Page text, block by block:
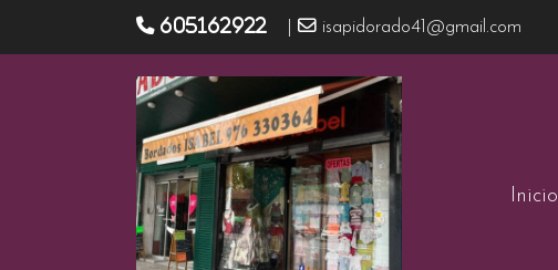
605162922 | isapidorado41@gmail.com
Inicio